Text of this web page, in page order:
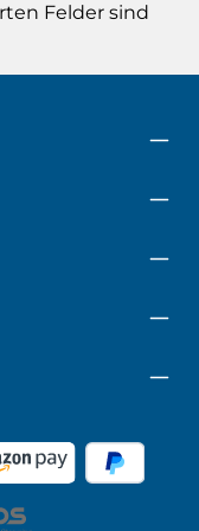
Felder sind